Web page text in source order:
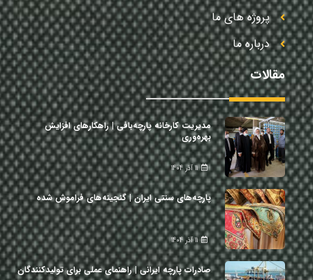
پروژه های ما
درباره ما
مقالات
مدیریت کارخانه پارچه‌بافی | راهکارهای افزایش
بهره‌وری
11 آذر 1404
پارچه‌های سنتی ایران | گنجینه‌های فراموش شده
11 آذر 1404
صادرات پارچه ایرانی | راهنمای عملی برای تولیدکنندگان